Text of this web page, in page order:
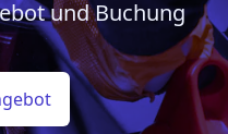
und Buchung